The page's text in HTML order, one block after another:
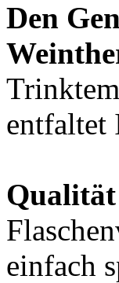
Den
entfaltet
einfach